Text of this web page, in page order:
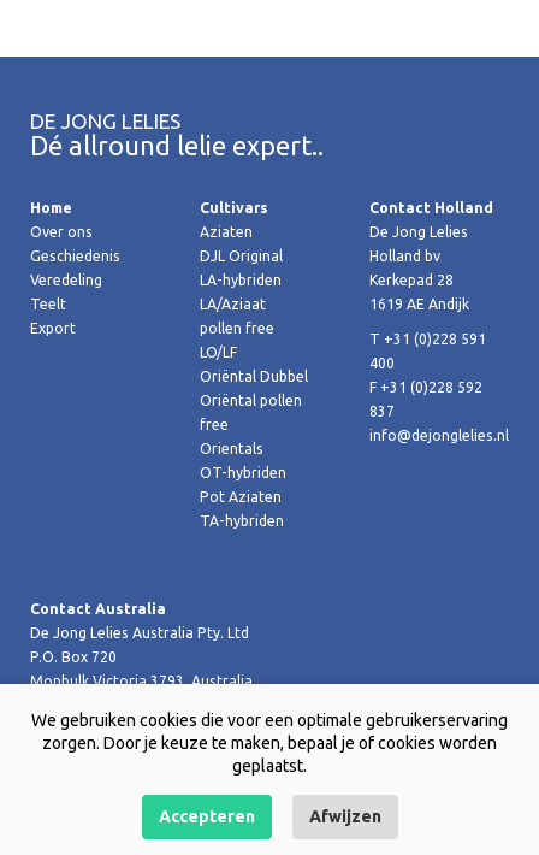
DE JONG LELIES
Dé allround lelie expert..
Home
Over ons
Geschiedenis
Veredeling
Teelt
Export
Cultivars
Aziaten
DJL Original
LA-hybriden
LA/Aziaat
pollen free
LO/LF
Oriëntal Dubbel
Oriëntal pollen
free
Orientals
OT-hybriden
Pot Aziaten
TA-hybriden
Contact Holland
De Jong Lelies
Holland bv
Kerkepad 28
1619 AE Andijk
T +31 (0)228 591
400
F +31 (0)228 592
837
info@dejonglelies.nl
Contact Australia
De Jong Lelies Australia Pty. Ltd
P.O. Box 720
Monbulk Victoria 3793, Australia
T +61 (0)359 619 188
F +61 (0)359 619 199 joost@dejongleliesaustralia.com.au
Copyright © 2026 De Jong Lelies Holland bv |Website door Creative
We gebruiken cookies die voor een optimale gebruikerservaring
zorgen. Door je keuze te maken, bepaal je of cookies worden
geplaatst.
Accepteren Afwijzen